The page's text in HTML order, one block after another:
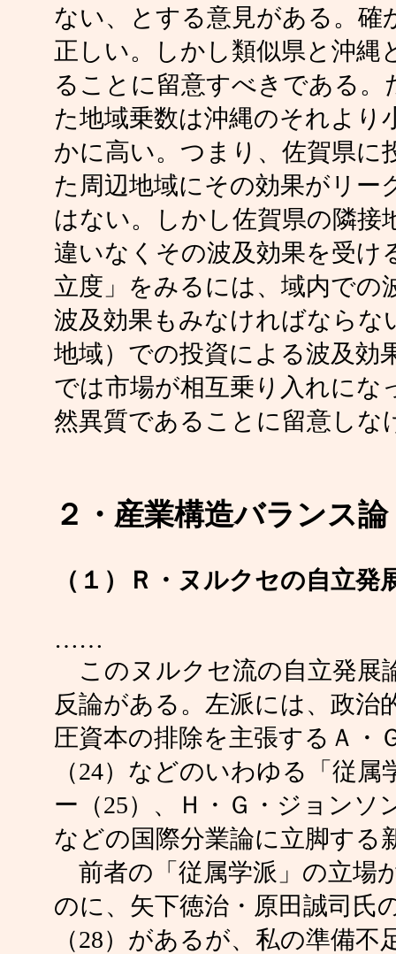
ない、とする意見がある。
正しい。しかし類似県と沖縄
ることに留意すべきである
た地域乗数は沖縄のそれより
かに高い。つまり、佐賀県に
た周辺地域にその効果がリー
はない。しかし佐賀県の隣接
違いなくその波及効果を受
立度」をみるには、域内での
波及効果もみなければならな
地域）での投資による波及効
では市場が相互乗り入れにな
然異質であることに留意しな
２・産業構造バランス論
（１）Ｒ・ヌルクセの自立発
……
このヌルクセ流の自立発展
反論がある。左派には、政治
圧資本の排除を主張するＡ・
（24）などのいわゆる「従
ー（25）、Ｈ・Ｇ・ジョンソ
などの国際分業論に立脚する
前者の「従属学派」の立場
のに、矢下徳治・原田誠司氏
（28）があるが、私の準備